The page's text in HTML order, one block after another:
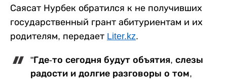
Саясат Нурбек обратился к не получивших
государственный грант абитуриентам и их
родителям, передает Liter.kz.
"Где-то сегодня будут объятия, слезы
радости и долгие разговоры о том,